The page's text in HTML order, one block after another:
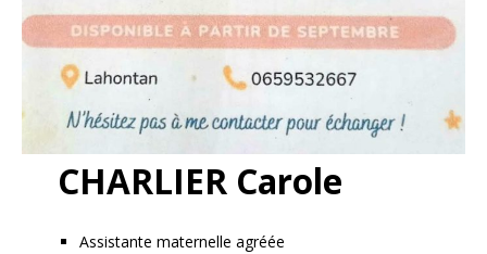
CHARLIER Carole
Assistante maternelle agréée